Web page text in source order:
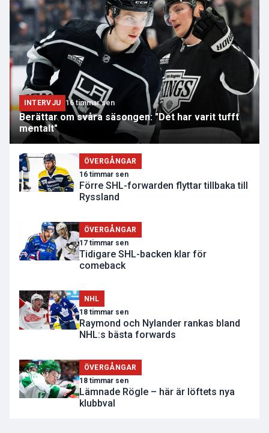
INTERVJU 16 timmar sen
Berättar om svåra säsongen: "Det har varit tufft
mentalt"
ÖVERGÅNGAR
16 timmar sen
Förre SHL-forwarden flyttar tillbaka till
Ryssland
ÖVERGÅNGAR
17 timmar sen
Tidigare SHL-backen klar för
comeback
NHL
18 timmar sen
Raymond och Nylander rankas bland
NHL:s bästa forwards
ÖVERGÅNGAR
18 timmar sen
Lämnade Rögle – här är löftets nya
klubbval